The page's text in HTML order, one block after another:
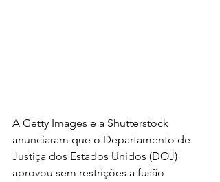
A Getty Images e a Shutterstock
anunciaram que o Departamento de
Justiça dos Estados Unidos (DOJ)
aprovou sem restrições a fusão